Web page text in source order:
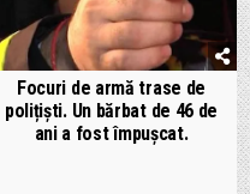
Focuri de armă trase de
polițiști. Un bărbat de 46 de
ani a fost împușcat.